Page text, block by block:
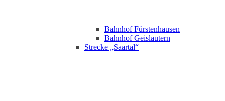
Bahnhof Fürstenhausen
Bahnhof Geislautern
Strecke „Saartal“